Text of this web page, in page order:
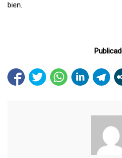
bien.